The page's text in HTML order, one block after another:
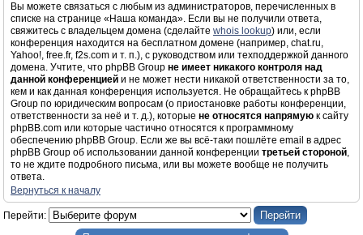
Вы можете связаться с любым из администраторов, перечисленных в
списке на странице «Наша команда». Если вы не получили ответа,
свяжитесь с владельцем домена (сделайте whois lookup) или, если
конференция находится на бесплатном домене (например, chat.ru,
Yahoo!, free.fr, f2s.com и т. п.), с руководством или техподдержкой данного
домена. Учтите, что phpBB Group не имеет никакого контроля над
данной конференцией и не может нести никакой ответственности за то,
кем и как данная конференция используется. Не обращайтесь к phpBB
Group по юридическим вопросам (о приостановке работы конференции,
ответственности за неё и т. д.), которые не относятся напрямую к сайту
phpBB.com или которые частично относятся к программному
обеспечению phpBB Group. Если же вы всё-таки пошлёте email в адрес
phpBB Group об использовании данной конференции третьей стороной,
то не ждите подробного письма, или вы можете вообще не получить
ответа.
Вернуться к началу
Перейти: